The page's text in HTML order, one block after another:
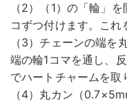
（2）（1）の「輪」
コずつ付けます。これ
（3）チェーンの端
端の輪1コマを通し、
でハートチャームを取
（4）丸カン（